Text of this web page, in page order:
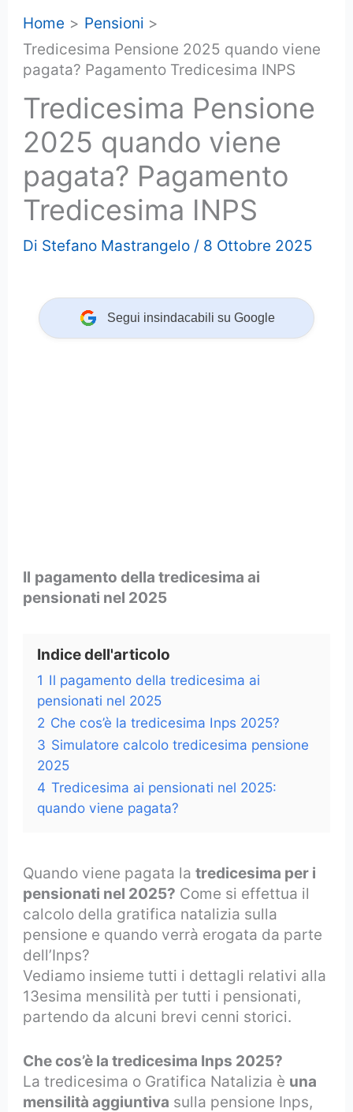
Home
Pensioni
Tredicesima Pensione 2025 quando viene
pagata? Pagamento Tredicesima INPS
Tredicesima Pensione
2025 quando viene
pagata? Pagamento
Tredicesima INPS
Di Stefano Mastrangelo / 8 Ottobre 2025
Segui insindacabili su Google
Il pagamento della tredicesima ai
pensionati nel 2025
Indice dell'articolo
1 Il pagamento della tredicesima ai
pensionati nel 2025
2 Che cos’è la tredicesima Inps 2025?
3 Simulatore calcolo tredicesima pensione
2025
4 Tredicesima ai pensionati nel 2025:
quando viene pagata?
Quando viene pagata latredicesima per i
pensionati nel 2025? Come si effettua il
calcolo della gratifica natalizia sulla
pensione e quando verrà erogata da parte
dell’Inps?
Vediamo insieme tutti i dettagli relativi alla
13esima mensilità per tutti i pensionati,
partendo da alcuni brevi cenni storici.
Che cos’è la tredicesima Inps 2025?
La tredicesima o Gratifica Natalizia è una
mensilità aggiuntiva sulla pensione Inps,